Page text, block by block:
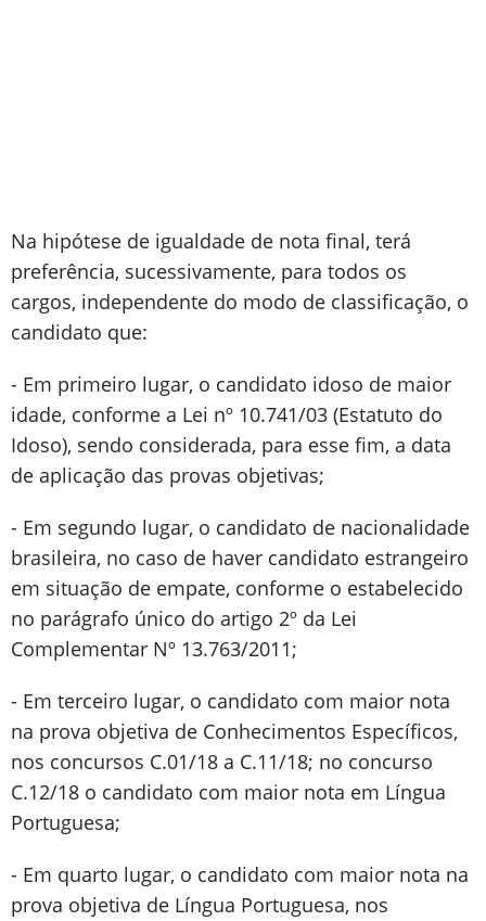
Na hipótese de igualdade de nota final, terá
preferência, sucessivamente, para todos os
cargos, independente do modo de classificação, o
candidato que:
- Em primeiro lugar, o candidato idoso de maior
idade, conforme a Lei nº 10.741/03 (Estatuto do
Idoso), sendo considerada, para esse fim, a data
de aplicação das provas objetivas;
- Em segundo lugar, o candidato de nacionalidade
brasileira, no caso de haver candidato estrangeiro
em situação de empate, conforme o estabelecido
no parágrafo único do artigo 2º da Lei
Complementar Nº 13.763/2011;
- Em terceiro lugar, o candidato com maior nota
na prova objetiva de Conhecimentos Específicos,
nos concursos C.01/18 a C.11/18; no concurso
C.12/18 o candidato com maior nota em Língua
Portuguesa;
- Em quarto lugar, o candidato com maior nota na
prova objetiva de Língua Portuguesa, nos